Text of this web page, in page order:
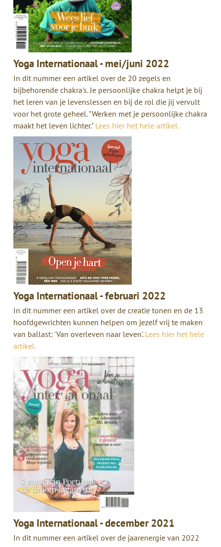
Yoga Internationaal - mei/juni 2022
In dit nummer een artikel over de 20 zegels en
bijbehorende chakra's. Je persoonlijke chakra helpt je bij
het leren van je levenslessen en bij de rol die jij vervult
voor het grote geheel. "Werken met je persoonlijke chakra
maakt het leven lichter." Lees hier het hele artikel.
Yoga Internationaal - februari 2022
In dit nummer een artikel over de creatie tonen en de 13
hoofdgewrichten kunnen helpen om jezelf vrij te maken
van ballast: 'Van overleven naar leven'. Lees hier het hele
artikel.
Yoga Internationaal - december 2021
In dit nummer een artikel over de jaarenergie van 2022